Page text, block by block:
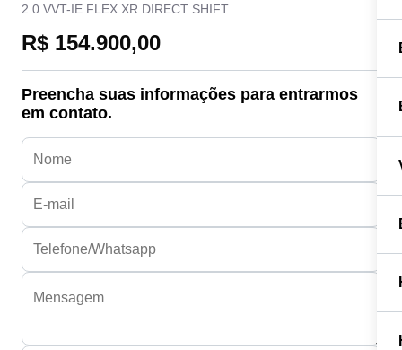
2.0 VVT-IE FLEX XR DIRECT SHIFT
R$ 154.900,00
Preencha suas informações para entrarmos
em contato.